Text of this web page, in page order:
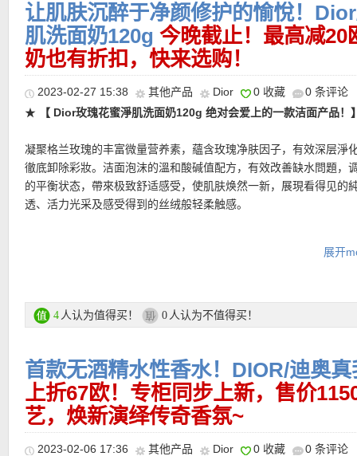
购买直达链接在此
更多Dior活动链接在此
★ 自动优惠！
★ 每单赠送两个赠品小样，自动放入购物车！！！
提醒一下，购物车里不要同时有特价和正价商品，这样会导致优惠
让肌肤沉醉于净颜修护的愉悅！
肌洗面奶120g 今晚截止！最高减20
奶也有折扣，快来选购！
2023-02-27 15:38 其他产品 Dior 0 收藏
0 条评论
★
【 Dior玫瑰花蜜淨肌洗面奶120g 绝对会爱上的一款洁面产品！
凝聚格兰玫瑰的丰富微量营养素，蘊含玫瑰净肤因子，有效深层淨
徹底卸除彩妝。洁面泡沫的溫和酸碱值配方，有效改善缺水問題，
的平衡状态，帶來极致舒适感受，使肌肤焕然一新，展現看得见的
透、活力光采及感受得到的丝绒般轻柔触感。
★ 全场购满70欧立减10欧优惠码：WEEK10
★ 全场购满85欧立减15欧优惠码：WEEK15
★ 全场购满100欧立减20欧优惠码：WEEK20
效！
展开
4 人认为值得买！ 0 人认为不值得买！
首款无酒精水性香水！DIOR/迪奥
上折67欧！专柜同步上新，售价
艺，焕新演绎传奇香氛~
2023-02-06 17:36 其他产品 Dior 0 收藏
0 条评论